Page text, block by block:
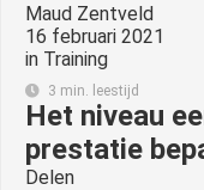
Maud Zentveld
16 februari 2021
in Training
3 min. leestijd
Het niveau
prestatie
Delen